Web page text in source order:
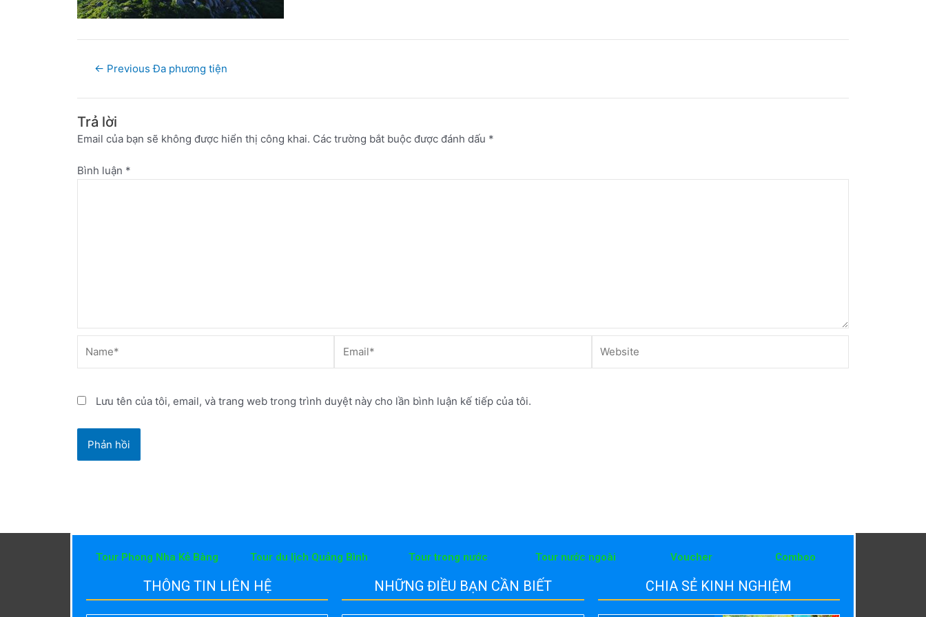
← Previous Đa phương tiện
Trả lời
Email của bạn sẽ không được hiển thị công khai. Các trường bắt buộc được đánh dấu *
Bình luận *
Lưu tên của tôi, email, và trang web trong trình duyệt này cho lần bình luận kế tiếp của tôi.
Tour Phong Nha Kẻ Bàng Tour du lịch Quảng Bình Tour trong nước Tour nước ngoài Voucher Comboo
THÔNG TIN LIÊN HỆ NHỮNG ĐIỀU BẠN CẦN BIẾT CHIA SẺ KINH NGHIỆM